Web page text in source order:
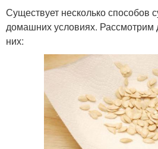
Существует несколько способов
домашних условиях. Рассмотрим
них: